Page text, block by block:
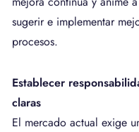
sugerir e implementar
procesos.
Establecer
claras
El mercado actual exige